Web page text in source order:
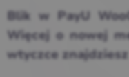
Blik w PayU
Więcej o nowej
wtyczce